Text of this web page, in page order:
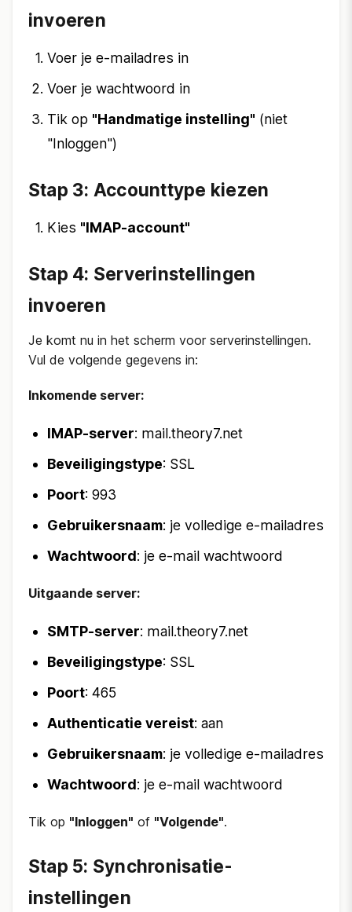
invoeren
Voer je e-mailadres in
Voer je wachtwoord in
Tik op "Handmatige instelling" (niet
"Inloggen")
Stap 3: Accounttype kiezen
Kies "IMAP-account"
Stap 4: Serverinstellingen
invoeren
Je komt nu in het scherm voor serverinstellingen.
Vul de volgende gegevens in:
Inkomende server:
IMAP-server: mail.theory7.net
Beveiligingstype: SSL
Poort: 993
Gebruikersnaam: je volledige e-mailadres
Wachtwoord: je e-mail wachtwoord
Uitgaande server:
SMTP-server: mail.theory7.net
Beveiligingstype: SSL
Poort: 465
Authenticatie vereist: aan
Gebruikersnaam: je volledige e-mailadres
Wachtwoord: je e-mail wachtwoord
Tik op "Inloggen" of "Volgende".
Stap 5: Synchronisatie-
instellingen